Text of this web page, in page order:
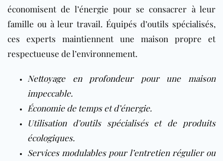
économisent de l’énergie pour se consacrer à leur
famille ou à leur travail. Équipés d’outils spécialisés,
ces experts maintiennent une maison propre et
respectueuse de l’environnement.
Nettoyage en profondeurpour une maison
impeccable.
Économie de temps et d’énergie.
Utilisation d’outils spécialisés et de produits
écologiques.
Services modulables pour l’entretien régulier ou